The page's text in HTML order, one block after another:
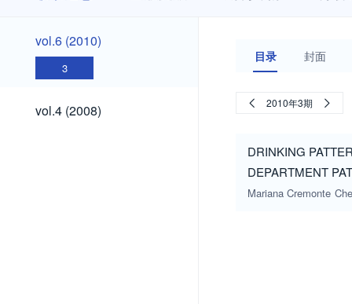
vol.6
(2010)
vol.6 (2010)
3
vol.4
(2008)
vol.4 (2008)
目录 封面
2010年3期
DRINKING
DEPARTMENT
Mariana Cremonte